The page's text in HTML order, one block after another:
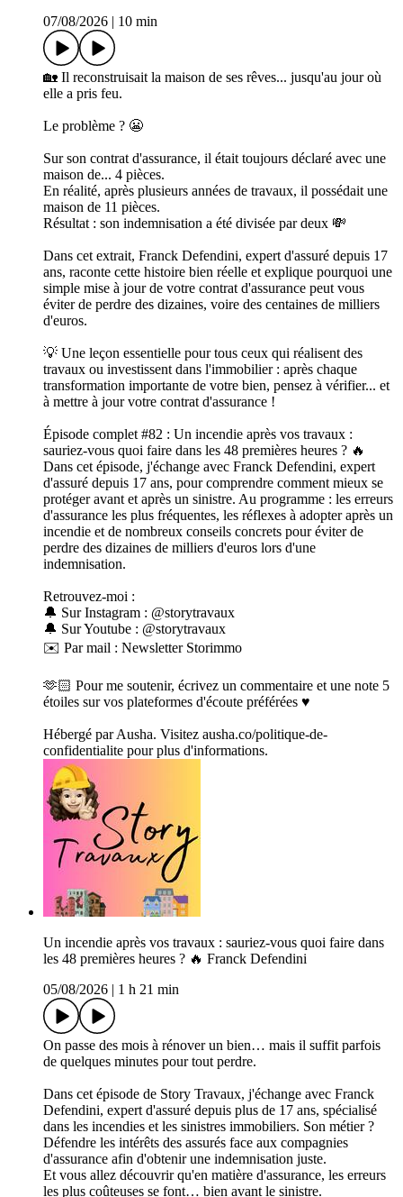
07/08/2026
10 min
🏡 Il reconstruisait la maison de ses rêves... jusqu'au jour où
elle a pris feu.
Le problème ? 😬
Sur son contrat d'assurance, il était toujours déclaré avec une
maison de... 4 pièces.
En réalité, après plusieurs années de travaux, il possédait une
maison de 11 pièces.
Résultat : son indemnisation a été divisée par deux 💸
Dans cet extrait, Franck Defendini, expert d'assuré depuis 17
ans, raconte cette histoire bien réelle et explique pourquoi une
simple mise à jour de votre contrat d'assurance peut vous
éviter de perdre des dizaines, voire des centaines de milliers
d'euros.
💡 Une leçon essentielle pour tous ceux qui réalisent des
travaux ou investissent dans l'immobilier : après chaque
transformation importante de votre bien, pensez à vérifier... et
à mettre à jour votre contrat d'assurance !
Épisode complet #82 : Un incendie après vos travaux :
sauriez-vous quoi faire dans les 48 premières heures ? 🔥
Dans cet épisode, j'échange avec Franck Defendini, expert
d'assuré depuis 17 ans, pour comprendre comment mieux se
protéger avant et après un sinistre. Au programme : les erreurs
d'assurance les plus fréquentes, les réflexes à adopter après un
incendie et de nombreux conseils concrets pour éviter de
perdre des dizaines de milliers d'euros lors d'une
indemnisation.
Retrouvez-moi :
🔔 Sur Instagram : @storytravaux
🔔 Sur Youtube : @storytravaux
✉️ Par mail : Newsletter Storimmo
🫶🏻 Pour me soutenir, écrivez un commentaire et une note 5
étoiles sur vos plateformes d'écoute préférées ♥️
Hébergé par Ausha. Visitez ausha.co/politique-de-
confidentialite pour plus d'informations.
Un incendie après vos travaux : sauriez-vous quoi faire dans
les 48 premières heures ? 🔥 Franck Defendini
05/08/2026
1 h 21 min
On passe des mois à rénover un bien… mais il suffit parfois
de quelques minutes pour tout perdre.
Dans cet épisode de Story Travaux, j'échange avec Franck
Defendini, expert d'assuré depuis plus de 17 ans, spécialisé
dans les incendies et les sinistres immobiliers. Son métier ?
Défendre les intérêts des assurés face aux compagnies
d'assurance afin d'obtenir une indemnisation juste.
Et vous allez découvrir qu'en matière d'assurance, les erreurs
les plus coûteuses se font… bien avant le sinistre.